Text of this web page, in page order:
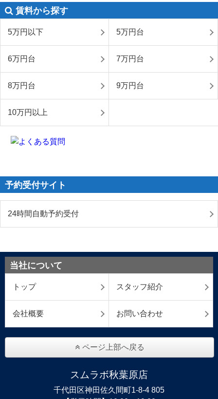
賃料から探す
5万円以下 5万円台
6万円台 7万円台
8万円台 9万円台
10万円以上
予約受付サイト
24時間自動予約受付
当社について
トップ スタッフ紹介
会社概要 お問い合わせ
ページ上部へ戻る
スムラボ秋葉原店
千代田区神田佐久間町1-8-4 805